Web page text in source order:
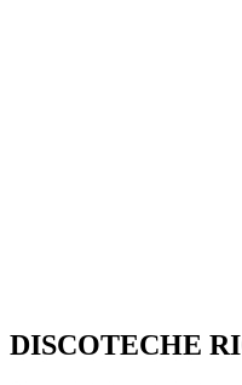
DISCOTECHE